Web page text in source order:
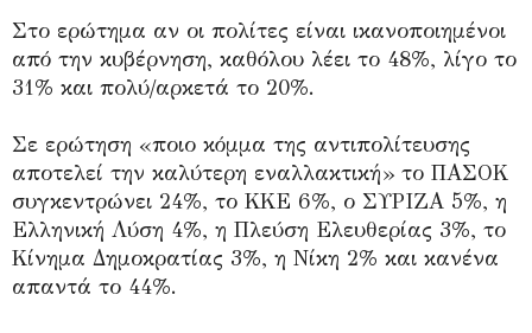
Στο ερώτημα αν οι πολίτες είναι ικανοποιημένοι
από την κυβέρνηση, καθόλου λέει το 48%, λίγο το
31% και πολύ/αρκετά το 20%.
Σε ερώτηση «ποιο κόμμα της αντιπολίτευσης
αποτελεί την καλύτερη εναλλακτική» το ΠΑΣΟΚ
συγκεντρώνει 24%, το ΚΚΕ 6%, ο ΣΥΡΙΖΑ 5%, η
Ελληνική Λύση 4%, η Πλεύση Ελευθερίας 3%, το
Κίνημα Δημοκρατίας 3%, η Νίκη 2% και κανένα
απαντά το 44%.